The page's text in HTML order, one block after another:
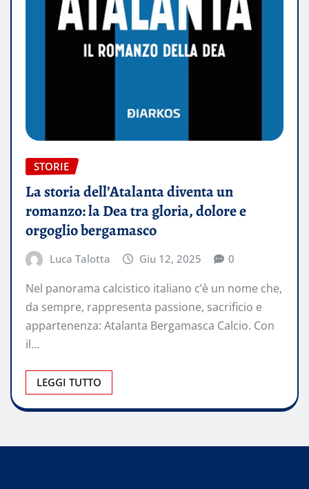
STORIE
La storia dell’Atalanta diventa un
romanzo: la Dea tra gloria, dolore e
orgoglio bergamasco
Luca Talotta Giu 12, 2025 0
Nel panorama calcistico italiano c’è un nome che,
da sempre, rappresenta passione, sacrificio e
appartenenza: Atalanta Bergamasca Calcio. Con
il…
LEGGI TUTTO